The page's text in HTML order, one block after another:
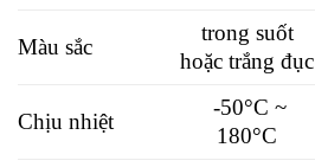
Màu sắc
trong suốt
hoặc trắng đục
Chịu nhiệt
-50°C ~
180°C